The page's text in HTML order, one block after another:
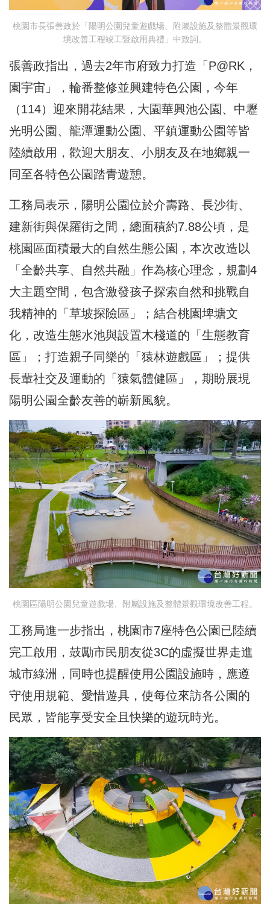
桃園市長張善政於「陽明公園兒童遊戲場、附屬設施及整體景觀環
境改善工程竣工暨啟用典禮」中致詞。
張善政指出，過去2年市府致力打造「P@RK，
園宇宙」，輪番整修並興建特色公園，今年
（114）迎來開花結果，大園華興池公園、中壢
光明公園、龍潭運動公園、平鎮運動公園等皆
陸續啟用，歡迎大朋友、小朋友及在地鄉親一
同至各特色公園踏青遊憩。
工務局表示，陽明公園位於介壽路、長沙街、
建新街與保羅街之間，總面積約7.88公頃，是
桃園區面積最大的自然生態公園，本次改造以
「全齡共享、自然共融」作為核心理念，規劃4
大主題空間，包含激發孩子探索自然和挑戰自
我精神的「草坡探險區」；結合桃園埤塘文
化，改造生態水池與設置木棧道的「生態教育
區」；打造親子同樂的「猿林遊戲區」；提供
長輩社交及運動的「猿氣體健區」，期盼展現
陽明公園全齡友善的嶄新風貌。
桃園區陽明公園兒童遊戲場、附屬設施及整體景觀環境改善工程。
工務局進一步指出，桃園市7座特色公園已陸續
完工啟用，鼓勵市民朋友從3C的虛擬世界走進
城市綠洲，同時也提醒使用公園設施時，應遵
守使用規範、愛惜遊具，使每位來訪各公園的
民眾，皆能享受安全且快樂的遊玩時光。